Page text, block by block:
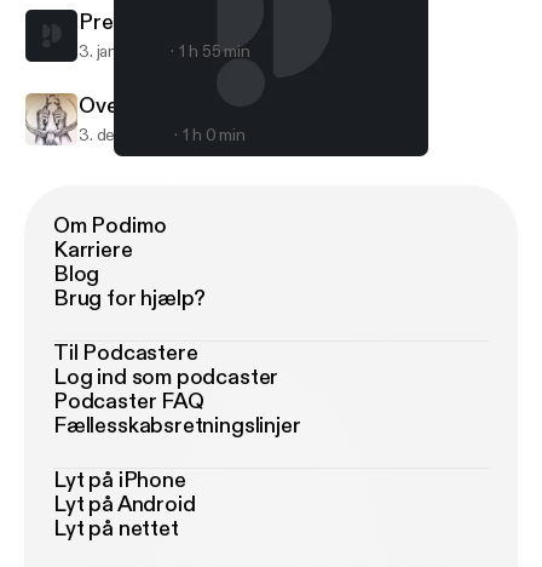
Predisposition to Addiction
3. jan. 2020 1 h 55 min
Overcoming Adversity
3. dec. 2018 1 h 0 min
Om Podimo
Karriere
Blog
Brug for hjælp?
Til Podcastere
Log ind som podcaster
Podcaster FAQ
Fællesskabsretningslinjer
Lyt på iPhone
Lyt på Android
Lyt på nettet